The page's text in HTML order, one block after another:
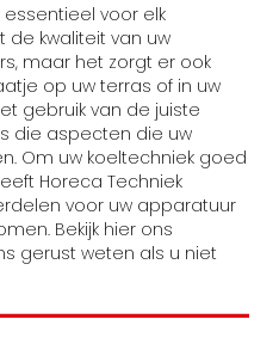
voor elk
de kwaliteit van uw
maar het zorgt er ook
op uw terras of in uw
gebruik van de juiste
die aspecten die uw
Om uw koeltechniek goed
Horeca Techniek
voor uw apparatuur
Bekijk hier ons
gerust weten als u niet